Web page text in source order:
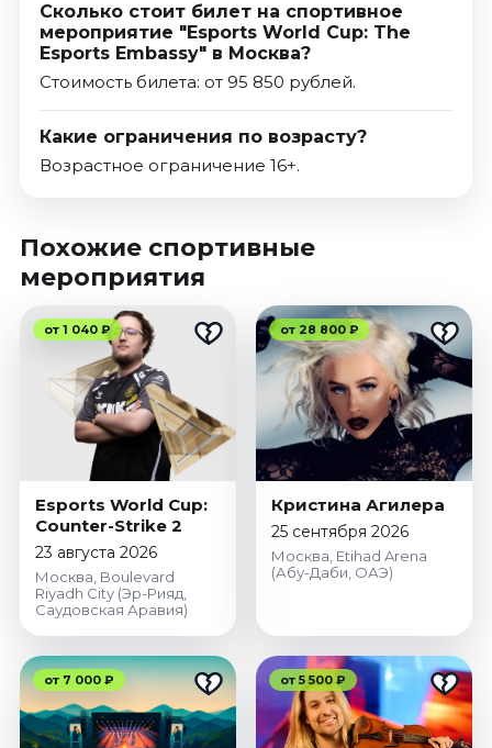
Сколько стоит билет на спортивное
мероприятие "Esports World Cup: The
Esports Embassy" в Москва?
Стоимость билета: от 95 850 рублей.
Какие ограничения по возрасту?
Возрастное ограничение 16+.
Похожие спортивные
мероприятия
от 1 040 ₽
Esports World Cup:
Counter-Strike 2
23 августа 2026
Москва, Boulevard
Riyadh City (Эр-Рияд,
Саудовская Аравия)
от 28 800 ₽
Кристина Агилера
25 сентября 2026
Москва, Etihad Arena
(Абу-Даби, ОАЭ)
от 7 000 ₽ от 5 500 ₽